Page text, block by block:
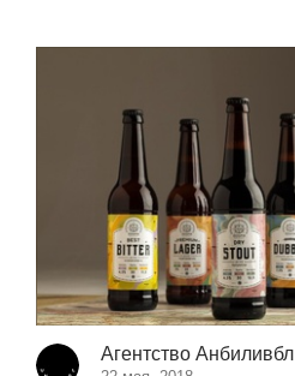
Агентство Анбиливбл